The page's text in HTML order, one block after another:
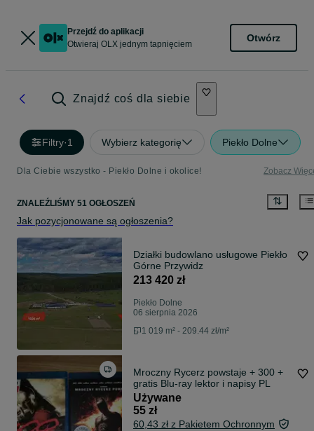
Przejdź do aplikacji
Otwieraj OLX jednym tapnięciem
Otwórz
Znajdź coś dla siebie
Filtry·1 Wybierz kategorię Piekło Dolne
Dla Ciebie wszystko - Piekło Dolne i okolice! Zobacz
ZNALEŹLIŚMY 51 OGŁOSZEŃ
Jak pozycjonowane są ogłoszenia?
Działki budowlano usługowe Piekło
Górne Przywidz
213 420 zł
Piekło Dolne
06 sierpnia 2026
1 019 m² - 209.44 zł/m²
Mroczny Rycerz powstaje + 300 +
gratis Blu-ray lektor i napisy PL
Używane
55 zł
60,43 zł z Pakietem Ochronnym